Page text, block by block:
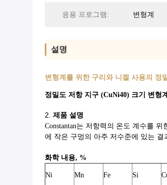
응용 프로그램: 변형계
설명
변형계를 위한 구리와 니켈 사용의 정
정밀도 저항 지구 (CuNi40) 크기 변형
2. 제품 설명
Constantan는 저항력의 온도 계수를
에 작은 구멍의 아주 저수준에 있는
화학 내용, %
Ni Mn Fe Si